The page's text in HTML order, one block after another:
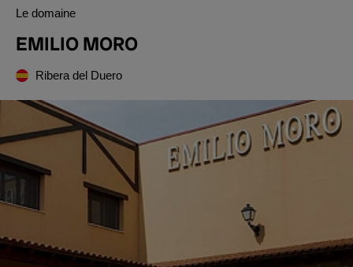
Le domaine
EMILIO MORO
Ribera del Duero